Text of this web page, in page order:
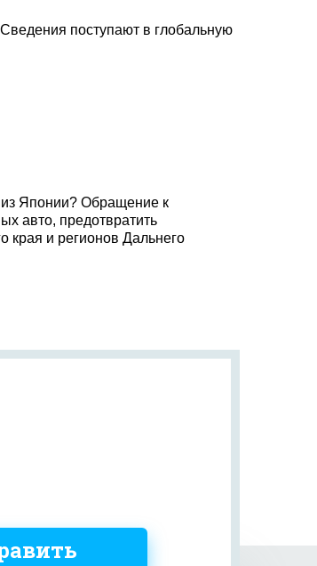
поступают в глобальную
Японии? Обращение к
авто, предотвратить
края и регионов Дальнего